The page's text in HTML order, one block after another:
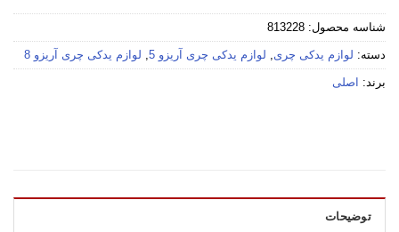
شناسه محصول: 813228
دسته: لوازم یدکی چری, لوازم یدکی چری آریزو 5 , لوازم یدکی چری آریزو 8
برند: اصلی
توضیحات